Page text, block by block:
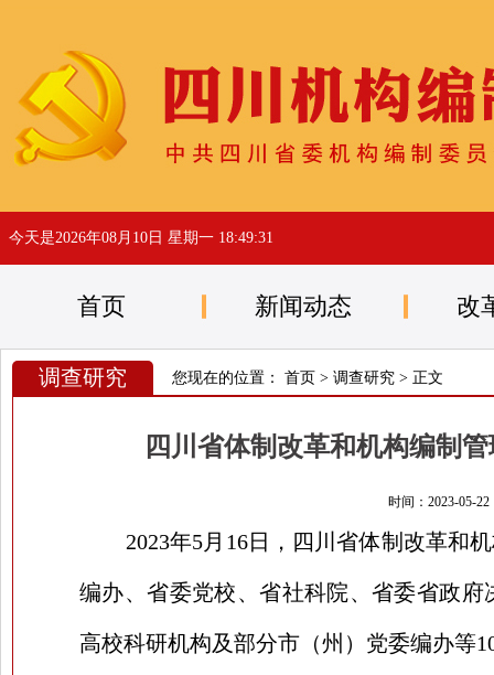
今天是2026年08月10日 星期一 18:49:31
首页 新闻动态 改
调查研究 您现在的位置： 首页 > 调查研究 > 正文
四川省体制改革和机构编制
时间：2023-05-
2023年5月16日，四川省体制改革和
编办、省委党校、省社科院、省委省政
高校科研机构及部分市（州）党委编办等